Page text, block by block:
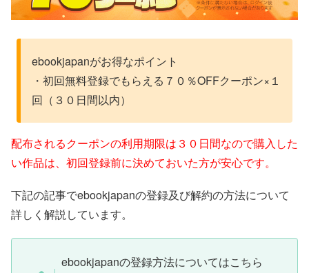
ebookjapanがお得なポイント
・初回無料登録でもらえる７０％OFFクーポン×１
回（３０日間以内）
配布されるクーポンの利用期限は３０日間なので購入した
い作品は、初回登録前に決めておいた方が安心です。
下記の記事でebookjapanの登録及び解約の方法について
詳しく解説しています。
ebookjapanの登録方法についてはこちら